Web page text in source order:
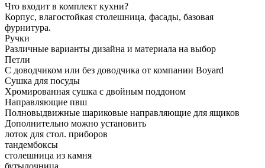
Что входит в комплект кухни?
Корпус, влагостойкая столешница, фасады, базовая
фурнитура.
Ручки
Различные варианты дизайна и материала на выбор
Петли
С доводчиком или без доводчика от компании Boyard
Сушка для посуды
Хромированная сушка с двойным поддоном
Направляющие пвш
Полновыдвижные шариковые направляющие для ящиков
Дополнительно можно установить
лоток для стол. приборов
тандембоксы
столешница из камня
бутылочница